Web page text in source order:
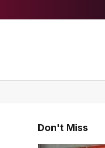
Don't Miss